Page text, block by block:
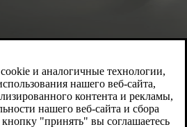
+(373) 78 300 571